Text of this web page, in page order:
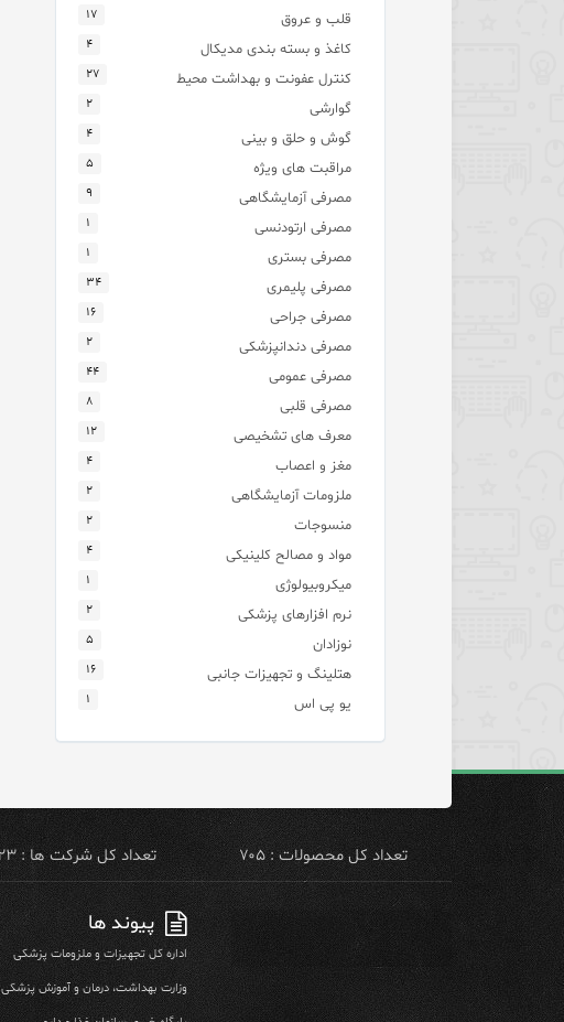
قلب و عروق ۱۷
کاغذ و بسته بندی مدیکال ۴
کنترل عفونت و بهداشت محیط ۲۷
گوارشی ۲
گوش و حلق و بینی ۴
مراقبت های ویژه ۵
مصرفی آزمایشگاهی ۹
مصرفی ارتودنسی ۱
مصرفی بستری ۱
مصرفی پلیمری ۳۴
مصرفی جراحی ۱۶
مصرفی دندانپزشکی ۲
مصرفی عمومی ۴۴
مصرفی قلبی ۸
معرف های تشخیصی ۱۲
مغز و اعصاب ۴
ملزومات آزمایشگاهی ۲
منسوجات ۲
مواد و مصالح کلینیکی ۴
میکروبیولوژی ۱
نرم افزارهای پزشکی ۲
نوزادان ۵
هتلینگ و تجهیزات جانبی ۱۶
یو پی اس ۱
تعداد کل محصولات : ۷۰۵ تعداد کل شرکت ها : ۴۲۳
پیوند ها
اداره کل تجهیزات و ملزومات پزشکی
وزارت بهداشت، درمان و آموزش پزشکی